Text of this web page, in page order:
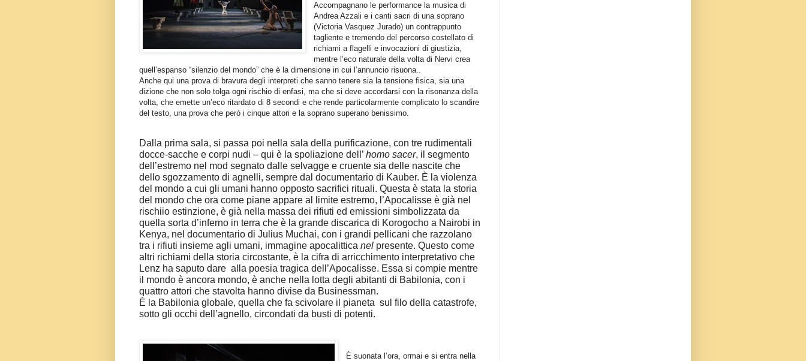
Accompagnano le performance la musica di
Andrea Azzali e i canti sacri di una soprano
(Victoria Vasquez Jurado) un contrappunto
tagliente e tremendo del percorso costellato di
richiami a flagelli e invocazioni di giustizia,
mentre l’eco naturale della volta di Nervi crea
quell’espanso “silenzio del mondo” che è la dimensione in cui l’annuncio risuona..
Anche qui una prova di bravura degli interpreti che sanno tenere sia la tensione fisica, sia una
dizione che non solo tolga ogni rischio di enfasi, ma che si deve accordarsi con la risonanza della
volta, che emette un’eco ritardato di 8 secondi e che rende particolarmente complicato lo scandire
del testo, una prova che però i cinque attori e la soprano superano benissimo.
Dalla prima sala, si passa poi nella sala della purificazione, con tre rudimentali
docce-sacche e corpi nudi – qui è la spoliazione dell’ homo sacer, il segmento
dell’estremo nel mod segnato dalle selvagge e cruente sia delle nascite che
dello sgozzamento di agnelli, sempre dal documentario di Kauber. È la violenza
del mondo a cui gli umani hanno opposto sacrifici rituali. Questa è stata la storia
del mondo che ora come piane appare al limite estremo, l’Apocalisse è già nel
rischiio estinzione, è già nella massa dei rifiuti ed emissioni simbolizzata da
quella sorta d’inferno in terra che è la grande discarica di Korogocho a Nairobi in
Kenya, nel documentario di Julius Muchai, con i grandi pellicani che razzolano
tra i rifiuti insieme agli umani, immagine apocalittica nel presente. Questo come
altri richiami della storia circostante, è la cifra di arricchimento interpretativo che
Lenz ha saputo dare alla poesia tragica dell’Apocalisse. Essa si compie mentre
il mondo è ancora mondo, è anche nella lotta degli abitanti di Babilonia, con i
quattro attori che stavolta hanno divise da Businessman.
È la Babilonia globale, quella che fa scivolare il pianeta sul filo della catastrofe,
sotto gli occhi dell’agnello, circondati da busti di potenti.
È suonata l’ora, ormai e si entra nella